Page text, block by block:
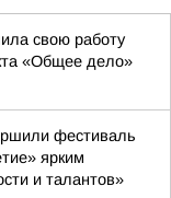
свою работу
«Общее дело»
фестиваль
ярким
и талантов»